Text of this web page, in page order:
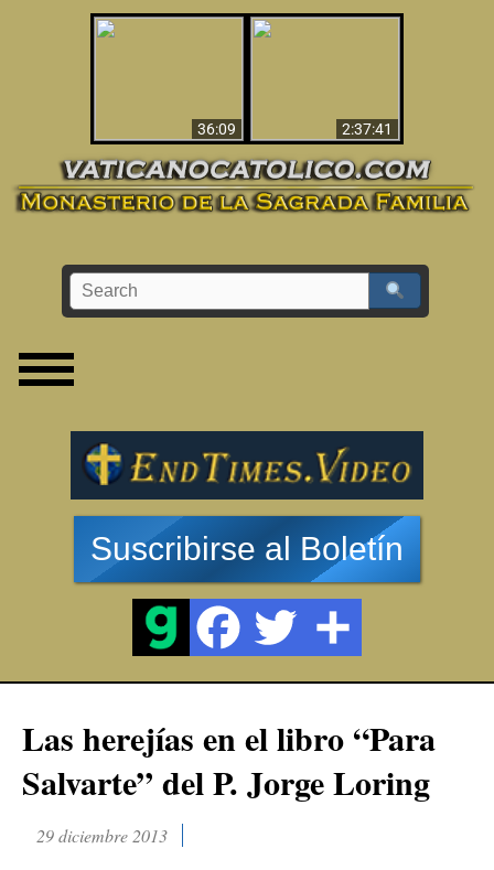
36:09
2:37:41
Suscribirse al Boletín
Las herejías en el libro “Para
Salvarte” del P. Jorge Loring
29 diciembre 2013